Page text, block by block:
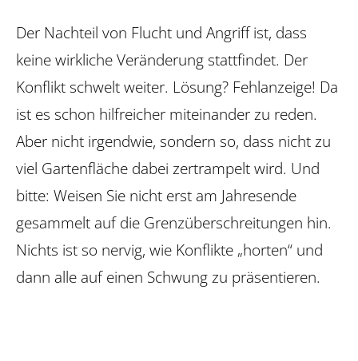
Der Nachteil von Flucht und Angriff ist, dass
keine wirkliche Veränderung stattfindet. Der
Konflikt schwelt weiter. Lösung? Fehlanzeige! Da
ist es schon hilfreicher miteinander zu reden.
Aber nicht irgendwie, sondern so, dass nicht zu
viel Gartenfläche dabei zertrampelt wird. Und
bitte: Weisen Sie nicht erst am ­Jahresende
gesammelt auf die Grenzüberschreitungen hin.
Nichts ist so nervig, wie Konflikte „horten“ und
dann alle auf ­einen Schwung zu präsentieren.